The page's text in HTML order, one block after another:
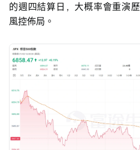
的週四結算日，大概率會重演
風控佈局。